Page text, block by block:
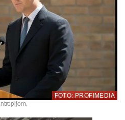
FOTO: PROFIMEDIA